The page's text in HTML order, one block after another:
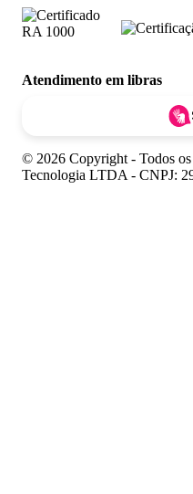
Atendimento em libras
© 2026 Copyright - Todos
Tecnologia LTDA - CNPJ: